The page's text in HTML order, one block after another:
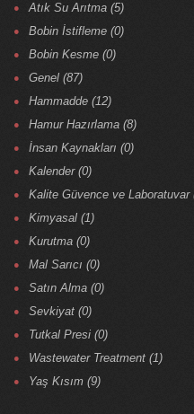
Atık Su Arıtma (5)
Bobin İstifleme (0)
Bobin Kesme (0)
Genel (87)
Hammadde (12)
Hamur Hazırlama (8)
İnsan Kaynakları (0)
Kalender (0)
Kalite Güvence ve Laboratuvar
Kimyasal (1)
Kurutma (0)
Mal Sarıcı (0)
Satın Alma (0)
Sevkiyat (0)
Tutkal Presi (0)
Wastewater Treatment (1)
Yaş Kısım (9)